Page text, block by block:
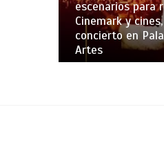
escenarios para
Cinemark y
concierto en
Artes